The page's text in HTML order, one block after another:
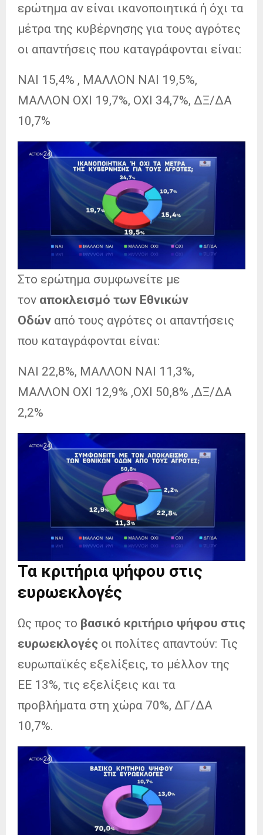
ερώτημα αν είναι ικανοποιητικά ή όχι τα
μέτρα της κυβέρνησης για τους αγρότες
οι απαντήσεις που καταγράφονται είναι:
ΝΑΙ 15,4% , ΜΑΛΛΟΝ ΝΑΙ 19,5%,
ΜΑΛΛΟΝ ΟΧΙ 19,7%, ΟΧΙ 34,7%, ΔΞ/ΔΑ
10,7%
Στο ερώτημα συμφωνείτε με
τον αποκλεισμό των Εθνικών
Οδών από τους αγρότες οι απαντήσεις
που καταγράφονται είναι:
ΝΑΙ 22,8%, ΜΑΛΛΟΝ ΝΑΙ 11,3%,
ΜΑΛΛΟΝ ΟΧΙ 12,9% ,ΟΧΙ 50,8% ,ΔΞ/ΔΑ
2,2%
Τα κριτήρια ψήφου στις
ευρωεκλογές
Ως προς το βασικό κριτήριο ψήφου στις
ευρωεκλογές οι πολίτες απαντούν: Τις
ευρωπαϊκές εξελίξεις, το μέλλον της
ΕΕ 13%, τις εξελίξεις και τα
προβλήματα στη χώρα 70%, ΔΓ/ΔΑ
10,7%.